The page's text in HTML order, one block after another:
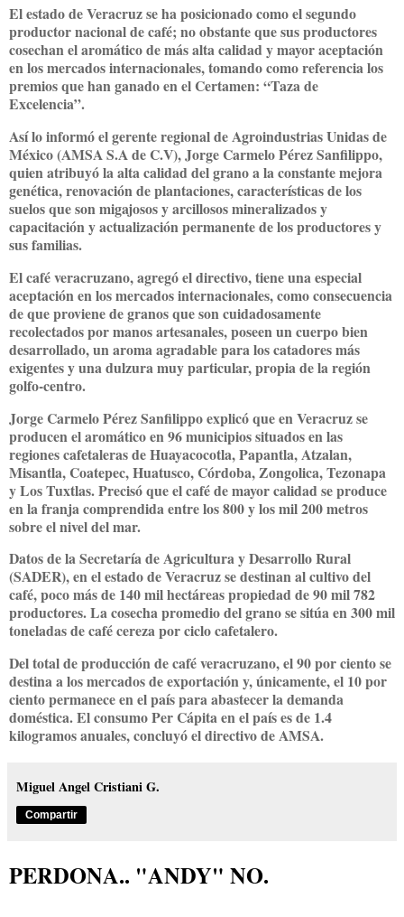
El estado de Veracruz se ha posicionado como el segundo
productor nacional de café; no obstante que sus productores
cosechan el aromático de más alta calidad y mayor aceptación
en los mercados internacionales, tomando como referencia los
premios que han ganado en el Certamen: “Taza de
Excelencia”.
Así lo informó el gerente regional de Agroindustrias Unidas de
México (AMSA S.A de C.V), Jorge Carmelo Pérez Sanfilippo,
quien atribuyó la alta calidad del grano a la constante mejora
genética, renovación de plantaciones, características de los
suelos que son migajosos y arcillosos mineralizados y
capacitación y actualización permanente de los productores y
sus familias.
El café veracruzano, agregó el directivo, tiene una especial
aceptación en los mercados internacionales, como consecuencia
de que proviene de granos que son cuidadosamente
recolectados por manos artesanales, poseen un cuerpo bien
desarrollado, un aroma agradable para los catadores más
exigentes y una dulzura muy particular, propia de la región
golfo-centro.
Jorge Carmelo Pérez Sanfilippo explicó que en Veracruz se
producen el aromático en 96 municipios situados en las
regiones cafetaleras de Huayacocotla, Papantla, Atzalan,
Misantla, Coatepec, Huatusco, Córdoba, Zongolica, Tezonapa
y Los Tuxtlas. Precisó que el café de mayor calidad se produce
en la franja comprendida entre los 800 y los mil 200 metros
sobre el nivel del mar.
Datos de la Secretaría de Agricultura y Desarrollo Rural
(SADER), en el estado de Veracruz se destinan al cultivo del
café, poco más de 140 mil hectáreas propiedad de 90 mil 782
productores. La cosecha promedio del grano se sitúa en 300 mil
toneladas de café cereza por ciclo cafetalero.
Del total de producción de café veracruzano, el 90 por ciento se
destina a los mercados de exportación y, únicamente, el 10 por
ciento permanece en el país para abastecer la demanda
doméstica. El consumo Per Cápita en el país es de 1.4
kilogramos anuales, concluyó el directivo de AMSA.
Miguel Angel Cristiani G.
Compartir
PERDONA.. "ANDY" NO.